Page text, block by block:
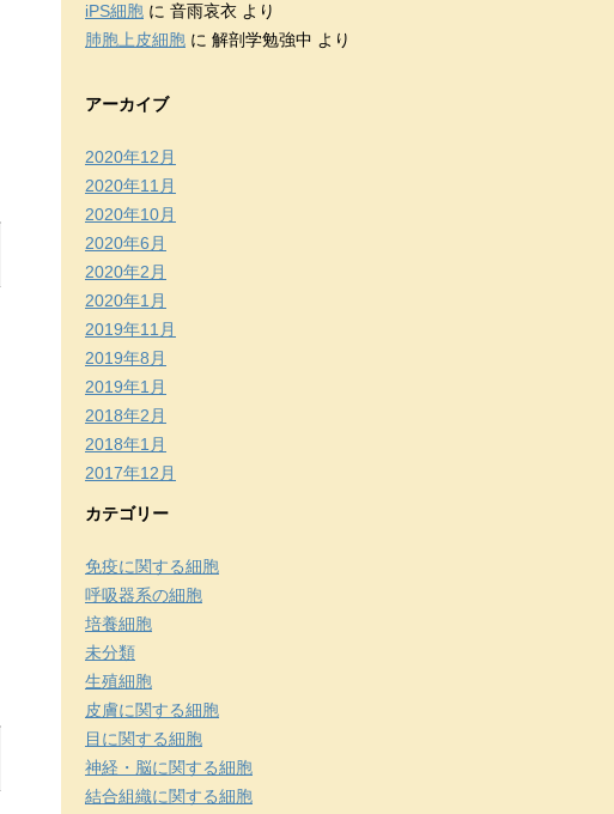
iPS細胞 に 音雨哀衣 より
肺胞上皮細胞 に 解剖学勉強中 より
アーカイブ
2020年12月
2020年11月
2020年10月
2020年6月
2020年2月
2020年1月
2019年11月
2019年8月
2019年1月
2018年2月
2018年1月
2017年12月
カテゴリー
免疫に関する細胞
呼吸器系の細胞
培養細胞
未分類
生殖細胞
皮膚に関する細胞
目に関する細胞
神経・脳に関する細胞
結合組織に関する細胞